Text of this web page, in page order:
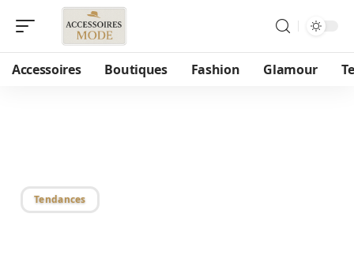
Accessoires Boutiques Fashion Glamour
Tendances